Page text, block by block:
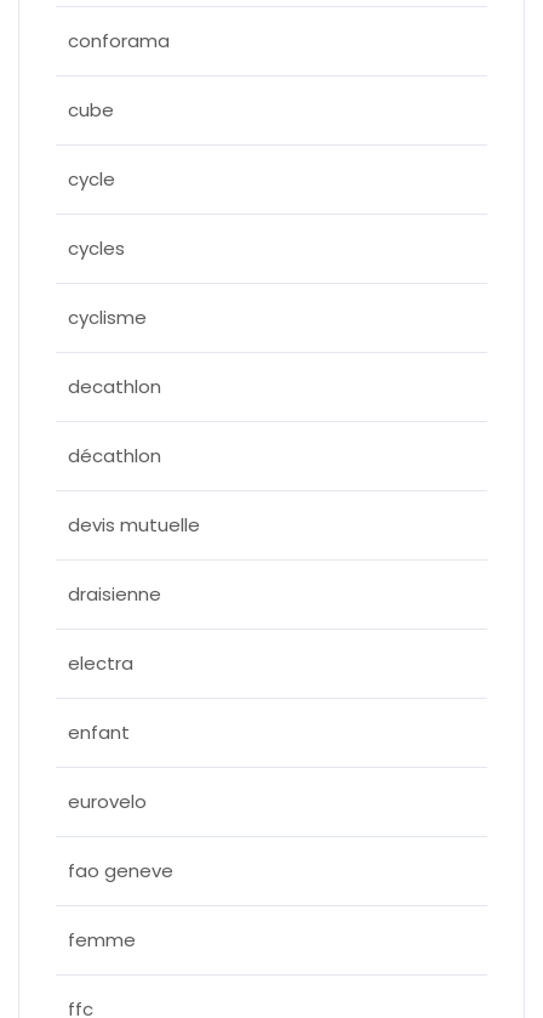
conforama
cube
cycle
cycles
cyclisme
decathlon
décathlon
devis mutuelle
draisienne
electra
enfant
eurovelo
fao geneve
femme
ffc